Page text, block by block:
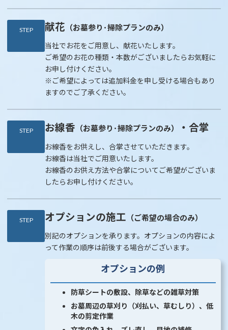
STEP 献花 （お墓参り･掃除プランのみ）
当社でお花をご用意し、献花いたします。
ご希望のお花の種類・本数がございましたらお気軽に
お申し付けください。
※ご希望によっては追加料金を申し受ける場合もあり
ますのでご了承ください。
STEP お線香 （お墓参り･掃除プランのみ） ・合掌
お線香をお供えし、合掌させていただきます。
お線香は当社でご用意いたします。
お線香のお供え方法や合掌についてご希望がございま
したらお申し付けください。
STEP オプションの施工 （ご希望の場合のみ）
別記のオプションを承ります。オプションの内容によ
って作業の順序は前後する場合がございます。
オプションの例
防草シートの敷設、除草などの雑草対策
お墓周辺の草刈り（刈払い、草むしり）、低
木の剪定作業